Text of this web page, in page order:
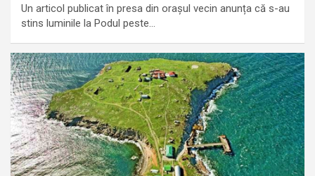
Un articol publicat în presa din orașul vecin anunța că s-au
stins luminile la Podul peste…